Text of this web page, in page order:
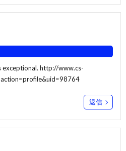
exceptional. http://www.cs-
返信